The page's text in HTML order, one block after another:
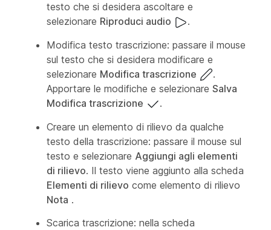
testo che si desidera ascoltare e
selezionare Riproduci audio
.
Modifica testo trascrizione: passare il mouse
sul testo che si desidera modificare e
selezionare Modifica trascrizione
.
Apportare le modifiche e selezionare Salva
Modifica trascrizione
.
Creare un elemento di rilievo da qualche
testo della trascrizione: passare il mouse sul
testo e selezionare Aggiungi agli elementi
di rilievo. Il testo viene aggiunto alla scheda
Elementi di rilievo come elemento di rilievo
Nota .
Scarica trascrizione: nella scheda